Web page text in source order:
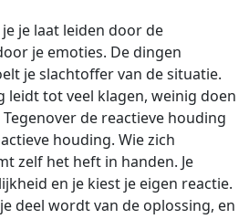
je laat leiden door de
je emoties. De dingen
je slachtoffer van de situatie.
leidt tot veel klagen, weinig doen
de reactieve houding
houding. Wie zich
zelf het heft in handen. Je
en je kiest je eigen reactie.
deel wordt van de oplossing, en